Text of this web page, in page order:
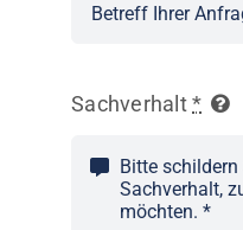
Sachverhalt*